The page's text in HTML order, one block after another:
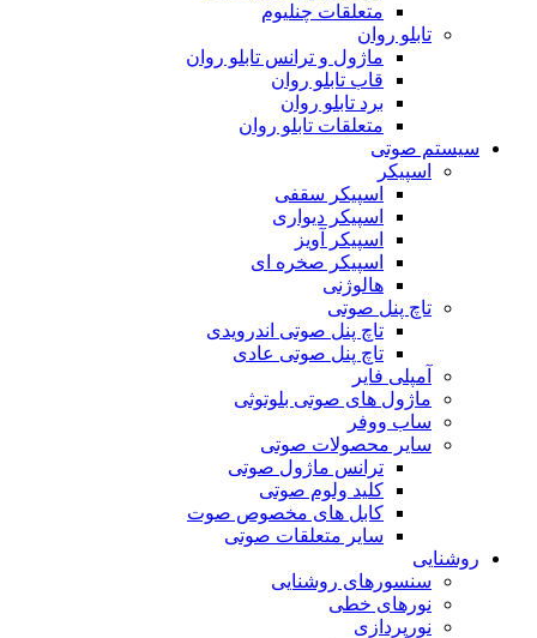
متعلقات چنلیوم
تابلو روان
ماژول و ترانس تابلو روان
قاب تابلو روان
برد تابلو روان
متعلقات تابلو روان
سیستم صوتی
اسپیکر
اسپیکر سقفی
اسپیکر دیواری
اسپیکر آویز
اسپیکر صخره ای
هالوژنی
تاچ پنل صوتی
تاچ پنل صوتی اندرویدی
تاچ پنل صوتی عادی
آمپلی فایر
ماژول های صوتی بلوتوثی
ساب ووفر
سایر محصولات صوتی
ترانس ماژول صوتی
کلید ولوم صوتی
کابل های مخصوص صوت
سایر متعلقات صوتی
روشنایی
سنسورهای روشنایی
نورهای خطی
نورپردازی